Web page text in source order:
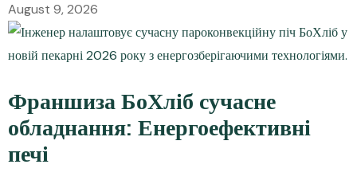
August 9, 2026
Франшиза БоХліб сучасне
обладнання: Енергоефективні
печі